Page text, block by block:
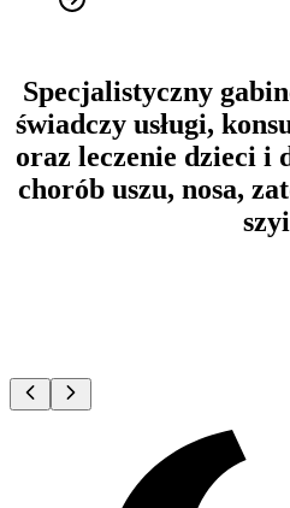
Specjalistyczny
świadczy usługi,
oraz leczenie dzieci i
chorób uszu, nosa,